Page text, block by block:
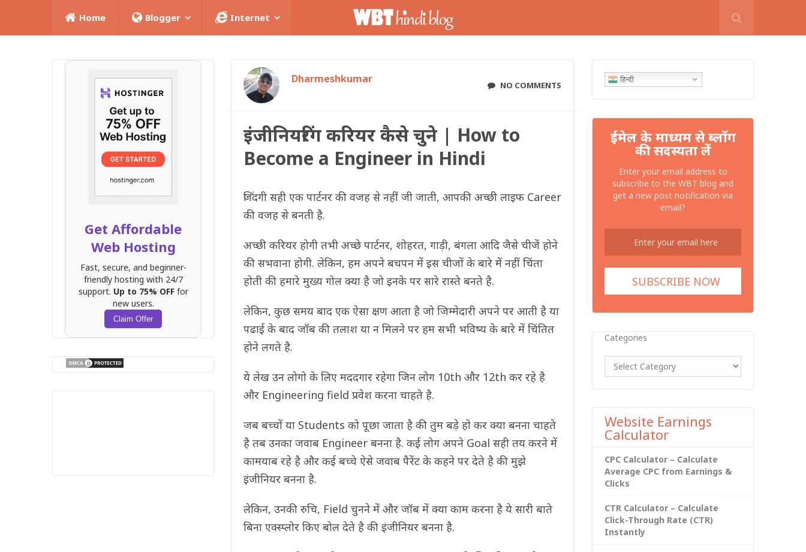
Home Blogger Internet
Dharmeshkumar NO COMMENTS
इंजीनियरिंग करियर कैसे चुने | How to
Become a Engineer in Hindi
जिंदगी सही एक पार्टनर की वजह से नहीं जी जाती, आपकी अच्छी लाइफ Career
की वजह से बनती है.
अच्छी करियर होगी तभी अच्छे पार्टनर, शोहरत, गाड़ी, बंगला आदि जैसे चीजें होने
की सभवाना होगी. लेकिन, हम अपने बचपन में इस चीजों के बारे में नहीं चिंता
होती की हमारे मुख्य गोल क्या है जो इनके पर सारे रास्ते बनते है.
लेकिन, कुछ समय बाद एक ऐसा क्षण आता है जो जिम्मेदारी अपने पर आती है या
पढाई के बाद जॉब की तलाश या न मिलने पर हम सभी भविष्य के बारे में चिंतित
होने लगते है.
ये लेख उन लोगो के लिए मददगार रहेगा जिन लोग 10th और 12th कर रहे है
और Engineering field प्रवेश करना चाहते है.
जब बच्चों या Students को पूछा जाता है की तुम बड़े हो कर क्या बनना चाहते
है तब उनका जवाब Engineer बनना है. कई लोग अपने Goal सही तय करने में
कामयाब रहे है और कई बच्चे ऐसे जवाब पैरेंट के कहने पर देते है की मुझे
इंजीनियर बनना है.
लेकिन, उनकी रुचि, Field चुनने में और जॉब में क्या काम करना है ये सारी बाते
बिना एक्स्प्लोर किए बोल देते है की इंजीनियर बनना है.
Get Affordable
Web Hosting
Fast, secure, and beginner-
friendly hosting with 24/7
support. Up to 75% OFFfor
new users.
Claim Offer
हिन्दी
ईमेल के माध्यम से ब्लॉग
की सदस्यता लें
Enter your email address to
subscribe to the WBT blog and
get a new post notification via
email?
Categories
Website Earnings
Calculator
CPC Calculator – Calculate
Average CPC from Earnings &
Clicks
CTR Calculator – Calculate
Click-Through Rate (CTR)
Instantly